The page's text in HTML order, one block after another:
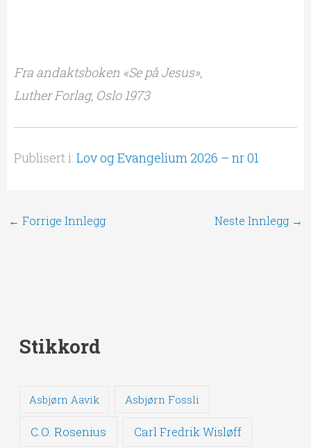
Fra andaktsboken «Se på Jesus»,
Luther Forlag, Oslo 1973
Publisert i: Lov og Evangelium 2026 – nr 01
← Forrige Innlegg Neste Innlegg →
Stikkord
Asbjørn Aavik Asbjørn Fossli
C.O. Rosenius Carl Fredrik Wisløff